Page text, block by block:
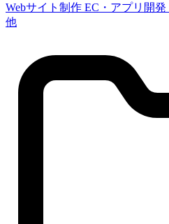
Webサイト制作 EC・アプリ開発
他